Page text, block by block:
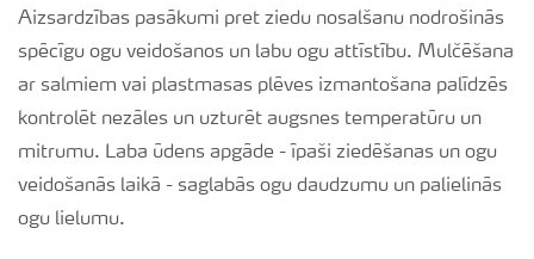
Aizsardzības pasākumi pret ziedu nosalšanu nodrošinās
spēcīgu ogu veidošanos un labu ogu attīstību. Mulčēšana
ar salmiem vai plastmasas plēves izmantošana palīdzēs
kontrolēt nezāles un uzturēt augsnes temperatūru un
mitrumu. Laba ūdens apgāde - īpaši ziedēšanas un ogu
veidošanās laikā - saglabās ogu daudzumu un palielinās
ogu lielumu.